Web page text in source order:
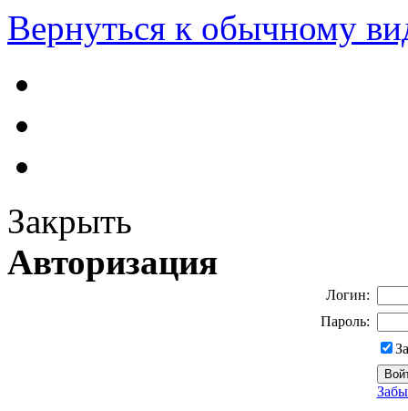
Вернуться к обычному
Закрыть
Авторизация
Логин:
Пароль: